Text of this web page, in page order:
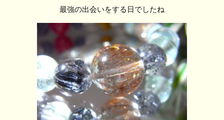
最強の出会いをする日でしたね